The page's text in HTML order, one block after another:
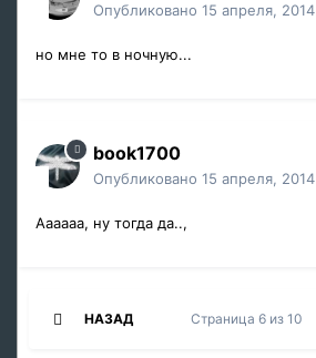
Опубликовано 15 апреля, 2014
но мне то в ночную...
book1700
Опубликовано 15 апреля, 2014
Аааааа, ну тогда да..,
НАЗАД Страница 6 из 10